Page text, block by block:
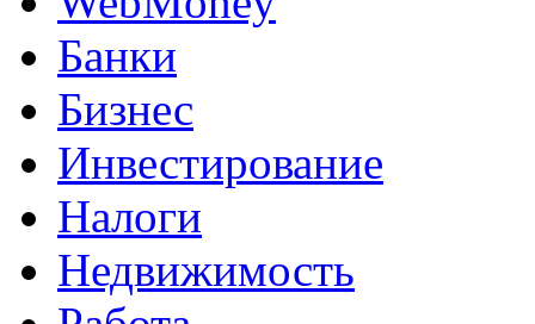
Банки
Бизнес
Инвестирование
Налоги
Недвижимость